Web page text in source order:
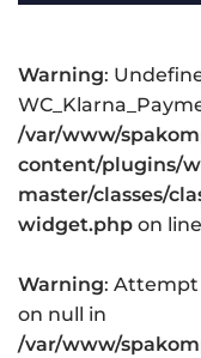
Warning:
/var/www/
content/plugins/
master/classes/
widget.php on line
Warning: Attempt
on null in
/var/www/